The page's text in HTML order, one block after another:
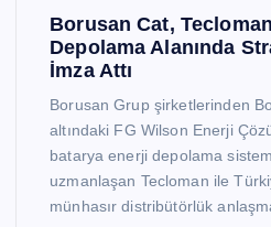
Borusan Cat,
Depolama Alanında
İmza Attı
Borusan Grup şirketlerinden
altındaki FG Wilson Enerji
batarya enerji depolama
uzmanlaşan Tecloman ile
münhasır distribütörlük